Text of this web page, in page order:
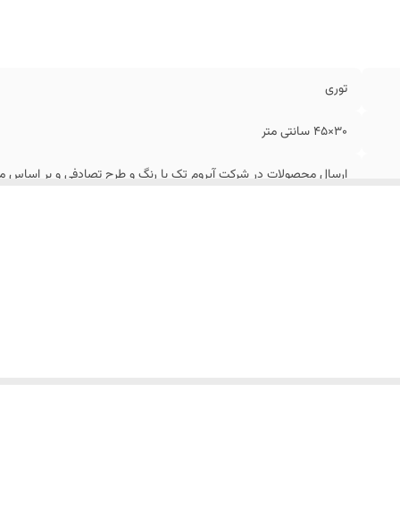
توری
30×45 سانتی متر
ارسال محصولات در شرکت آیروم تک با رنگ و طرح تصادفی و بر اساس